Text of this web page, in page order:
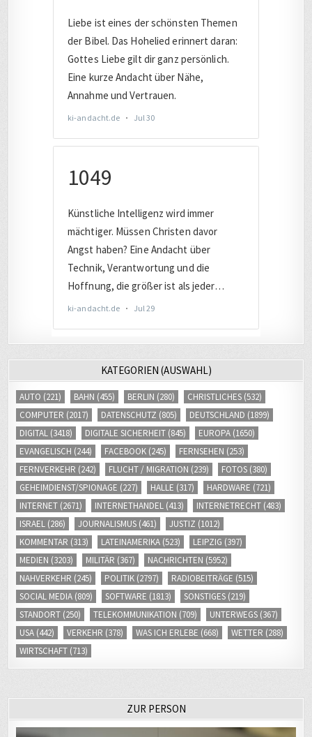
KATEGORIEN (AUSWAHL)
AUTO (221) BAHN (455) BERLIN (280) CHRISTLICHES (532)
COMPUTER (2017) DATENSCHUTZ (805) DEUTSCHLAND (1899)
DIGITAL (3418) DIGITALE SICHERHEIT (845) EUROPA (1650)
EVANGELISCH (244) FACEBOOK (245) FERNSEHEN (253)
FERNVERKEHR (242) FLUCHT / MIGRATION (239) FOTOS (380)
GEHEIMDIENST/SPIONAGE (227) HALLE (317) HARDWARE (721)
INTERNET (2671) INTERNETHANDEL (413) INTERNETRECHT (483)
ISRAEL (286) JOURNALISMUS (461) JUSTIZ (1012)
KOMMENTAR (313) LATEINAMERIKA (523) LEIPZIG (397)
MEDIEN (3203) MILITÄR (367) NACHRICHTEN (5952)
NAHVERKEHR (245) POLITIK (2797) RADIOBEITRÄGE (515)
SOCIAL MEDIA (809) SOFTWARE (1813) SONSTIGES (219)
STANDORT (250) TELEKOMMUNIKATION (709) UNTERWEGS (367)
USA (442) VERKEHR (378) WAS ICH ERLEBE (668) WETTER (288)
WIRTSCHAFT (713)
ZUR PERSON